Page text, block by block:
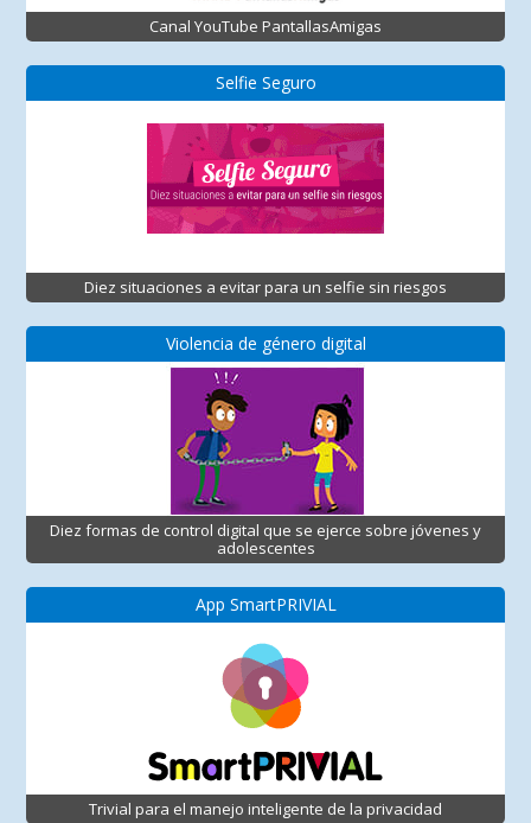
Canal YouTube PantallasAmigas
Selfie Seguro
Diez situaciones a evitar para un selfie sin riesgos
Violencia de género digital
Diez formas de control digital que se ejerce sobre jóvenes y
adolescentes
App SmartPRIVIAL
Trivial para el manejo inteligente de la privacidad